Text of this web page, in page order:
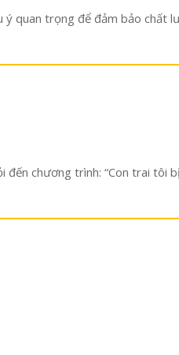
quan trọng để đảm bảo chất
chương trình: “Con trai tôi